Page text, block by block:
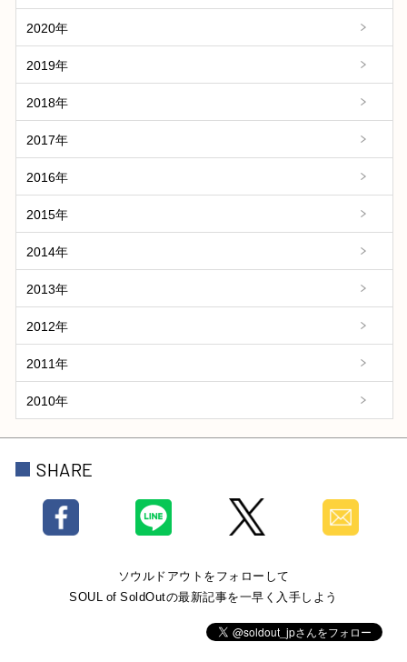
2020年
2019年
2018年
2017年
2016年
2015年
2014年
2013年
2012年
2011年
2010年
SHARE
ソウルドアウトをフォローして
SOUL of SoldOutの最新記事を一早く入手しよう